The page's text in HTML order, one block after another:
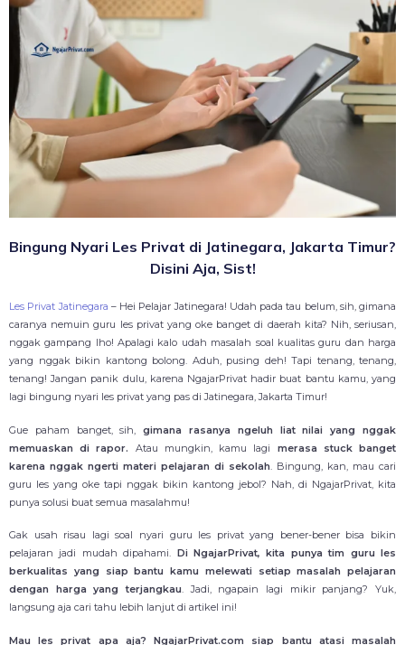
Bingung Nyari Les Privat di Jatinegara, Jakarta Timur?
Disini Aja, Sist!
Les Privat Jatinegara – Hei Pelajar Jatinegara! Udah pada tau belum, sih, gimana
caranya nemuin guru les privat yang oke banget di daerah kita? Nih, seriusan,
nggak gampang lho! Apalagi kalo udah masalah soal kualitas guru dan harga
yang nggak bikin kantong bolong. Aduh, pusing deh! Tapi tenang, tenang,
tenang! Jangan panik dulu, karena NgajarPrivat hadir buat bantu kamu, yang
lagi bingung nyari les privat yang pas di Jatinegara, Jakarta Timur!
Gue paham banget, sih,gimana rasanya ngeluh liat nilai yang nggak
memuaskan di rapor. Atau mungkin, kamu lagi merasa stuck banget
karena nggak ngerti materi pelajaran di sekolah . Bingung, kan, mau cari
guru les yang oke tapi nggak bikin kantong jebol? Nah, di NgajarPrivat, kita
punya solusi buat semua masalahmu!
Gak usah risau lagi soal nyari guru les privat yang bener-bener bisa bikin
pelajaran jadi mudah dipahami. Di NgajarPrivat, kita punya tim guru les
berkualitas yang siap bantu kamu melewati setiap masalah pelajaran
dengan harga yang terjangkau. Jadi, ngapain lagi mikir panjang? Yuk,
langsung aja cari tahu lebih lanjut di artikel ini!
Mau les privat apa aja? NgajarPrivat.com siap bantu atasi masalah